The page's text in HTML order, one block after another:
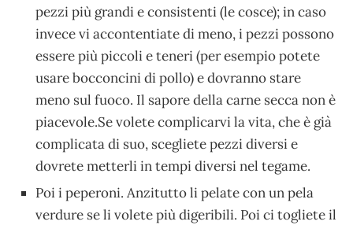
pezzi più grandi e consistenti (le cosce); in caso
invece vi accontentiate di meno, i pezzi possono
essere più piccoli e teneri (per esempio potete
usare bocconcini di pollo) e dovranno stare
meno sul fuoco. Il sapore della carne secca non è
piacevole.Se volete complicarvi la vita, che è già
complicata di suo, scegliete pezzi diversi e
dovrete metterli in tempi diversi nel tegame.
Poi i peperoni. Anzitutto li pelate con un pela
verdure se li volete più digeribili. Poi ci togliete il